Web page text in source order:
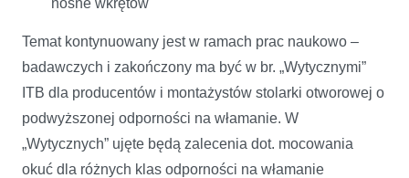
Temat kontynuowany jest w ramach prac naukowo –
badawczych i zakończony ma być w br. „Wytycznymi”
ITB dla producentów i montażystów stolarki otworowej o
podwyższonej odporności na włamanie. W
„Wytycznych” ujęte będą zalecenia dot. mocowania
okuć dla różnych klas odporności na włamanie